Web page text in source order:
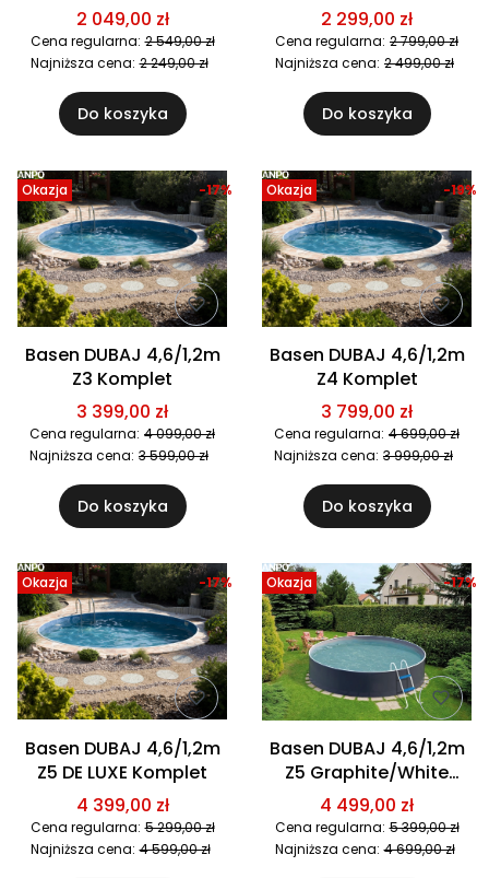
2 049,00 zł
Cena regularna: 2 549,00 zł
Najniższa cena: 2 249,00 zł
Do koszyka
2 299,00 zł
Cena regularna: 2 799,00 zł
Najniższa cena: 2 499,00 zł
Do koszyka
Okazja
Basen DUBAJ 4,6/1,2m
Z3 Komplet
3 399,00 zł
Cena regularna: 4 099,00 zł
-17%
Najniższa cena: 3 599,00 zł
Do koszyka
Okazja
Basen DUBAJ 4,6/1,2m
Z4 Komplet
3 799,00 zł
Cena regularna: 4 699,00 zł
-19%
Najniższa cena: 3 999,00 zł
Do koszyka
Okazja
Basen DUBAJ 4,6/1,2m
Z5 DE LUXE Komplet
4 399,00 zł
Cena regularna: 5 299,00 zł
-17%
Najniższa cena: 4 599,00 zł
Okazja
Basen DUBAJ 4,6/1,2m
Z5 Graphite/White
Komplet
4 499,00 zł
Cena regularna: 5 399,00 zł
-17%
Najniższa cena: 4 699,00 zł